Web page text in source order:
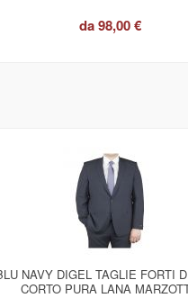
da98,00 €
NAVY DIGEL TAGLIE FORTI
CORTO PURA LANA